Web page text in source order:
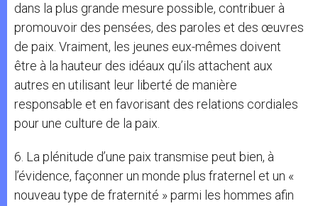
dans la plus grande mesure possible, contribuer à
promouvoir des pensées, des paroles et des œuvres
de paix. Vraiment, les jeunes eux-mêmes doivent
être à la hauteur des idéaux qu’ils attachent aux
autres en utilisant leur liberté de manière
responsable et en favorisant des relations cordiales
pour une culture de la paix.
6. La plénitude d’une paix transmise peut bien, à
l’évidence, façonner un monde plus fraternel et un «
nouveau type de fraternité » parmi les hommes afin